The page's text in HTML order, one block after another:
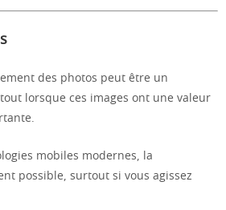
des photos peut être un
lorsque ces images ont une valeur
mobiles modernes, la
possible, surtout si vous agissez